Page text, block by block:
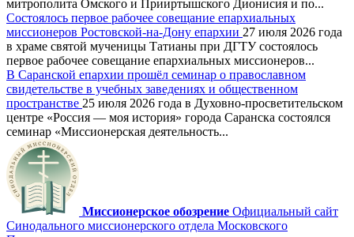
митрополита Омского и Прииртышского Дионисия и по...
Состоялось первое рабочее совещание епархиальных
миссионеров Ростовской-на-Дону епархии 27 июля 2026 года
в храме святой мученицы Татианы при ДГТУ состоялось
первое рабочее совещание епархиальных миссионеров...
В Саранской епархии прошёл семинар о православном
свидетельстве в учебных заведениях и общественном
пространстве 25 июля 2026 года в Духовно-просветительском
центре «Россия — моя история» города Саранска состоялся
семинар «Миссионерская деятельность...
Миссионерское обозрение Официальный сайт
Синодального миссионерского отдела Московского